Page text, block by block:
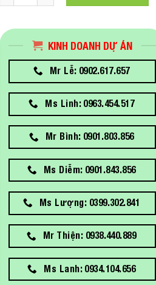
KINH DOANH DỰ ÁN
Mr Lễ: 0902.617.657
Ms Linh: 0963.454.517
Mr Bình: 0901.803.856
Ms Diễm: 0901.843.856
Ms Lượng: 0399.302.841
Mr Thiện: 0938.440.889
Ms Lanh: 0934.104.656